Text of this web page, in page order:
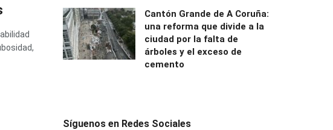
Cantón Grande de A Coruña:
una reforma que divide a la
ciudad por la falta de
árboles y el exceso de
cemento
Síguenos en Redes Sociales